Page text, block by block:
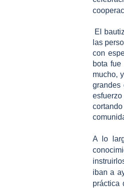
El
las
con
bota
mucho,
grandes
A lo
iban a
práctica